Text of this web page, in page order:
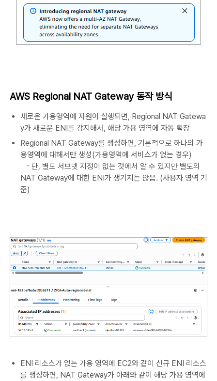
AWS Regional NAT Gateway 동작 방식
새로운 가용영역에 자원이 실행되면, Regional NAT Gatewa
y가 새로운 ENI를 감지해서, 해당 가용 영역에 자동 확장
Regional NAT Gateway를 생성하면, 기본적으로 하나의 가
용영역에 대해서만 생성(가용영역에 서비스가 없는 경우)
- 단, 별도 서브넷 지정이 없는 것에서 알 수 있지만 별도의
NAT Gateway에 대한 ENI가 생기지는 않음. (사용자 영역 기
준)
ENI 리소스가 없는 가용 영역에 EC2와 같이 신규 ENI 리소스
를 생성하면, NAT Gateway가 아래와 같이 해당 가용 영역에